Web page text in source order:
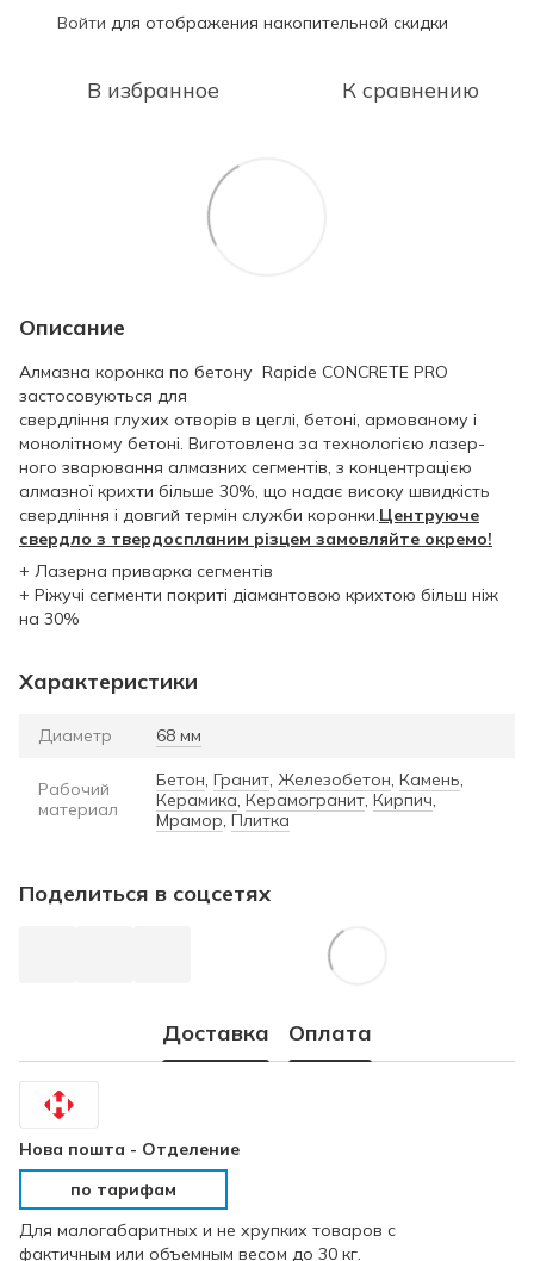
Войти для отображения накопительной скидки
В избранное К сравнению
Описание
Алмазна коронка по бетону Rapide CONCRETE PRO
застосовуються для
свердління глухих отворів в цеглі, бетоні, армованому і
монолітному бетоні. Виготовлена за технологією лазер-
ного зварювання алмазних сегментів, з концентрацією
алмазної крихти більше 30%, що надає високу швидкість
свердління і довгий термін служби коронки. Центруюче
свердло з твердоспланим різцем замовляйте окремо!
+ Лазерна приварка сегментів
+ Ріжучі сегменти покриті діамантовою крихтою більш ніж
на 30%
Характеристики
Диаметр 68 мм
Рабочий
материал
Бетон Гранит Железобетон Камень
Керамика Керамогранит Кирпич
Мрамор Плитка
Поделиться в соцсетях
Доставка Оплата
Нова пошта - Отделение
по тарифам
Для малогабаритных и не хрупких товаров с
фактичным или объемным весом до 30 кг.